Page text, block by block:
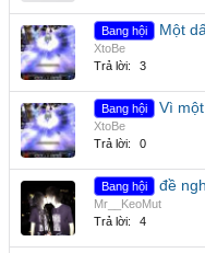
Bang hội Một
XtoBe
Trả lời:
3
Bang hội Vì
XtoBe
Trả lời:
0
Bang hội đề
Mr__KeoMut
Trả lời:
4